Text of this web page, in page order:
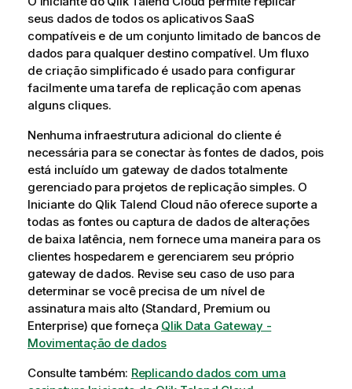
m
e
n
t
a
l
o
Q
l
i
k
C
l
o
u
d
seus dados de todos os aplicativos SaaS
compatíveis e de um conjunto limitado de bancos de
dados para qualquer destino compatível. Um fluxo
de criação simplificado é usado para configurar
facilmente uma tarefa de replicação com apenas
alguns cliques.
Nenhuma infraestrutura adicional do cliente é
necessária para se conectar às fontes de dados, pois
está incluído um gateway de dados totalmente
gerenciado para projetos de replicação simples. O
Iniciante do Qlik Talend Cloud não oferece suporte a
todas as fontes ou captura de dados de alterações
de baixa latência, nem fornece uma maneira para os
clientes hospedarem e gerenciarem seu próprio
gateway de dados. Revise seu caso de uso para
determinar se você precisa de um nível de
assinatura mais alto (Standard, Premium ou
Enterprise) que forneça Qlik Data Gateway -
Movimentação de dados
Consulte também: Replicando dados com uma